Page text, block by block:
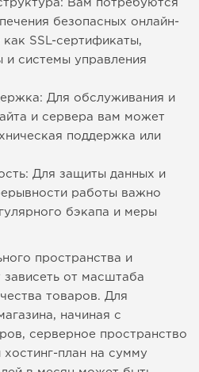
Вам потребуются
безопасных онлайн-
как SSL-сертификаты,
системы управления
Для обслуживания и
и сервера вам может
поддержка или
Для защиты данных и
работы важно
бэкапа и меры
пространства и
от масштаба
товаров. Для
начиная с
серверное пространство
хостинг-план на сумму